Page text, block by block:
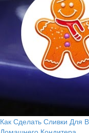
Как Сделать Сливки Для